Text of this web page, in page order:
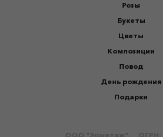
Розы
Букеты
Цветы
Композиции
Повод
День рождения
Подарки
ООО "Эрмитаж". ОГРН: